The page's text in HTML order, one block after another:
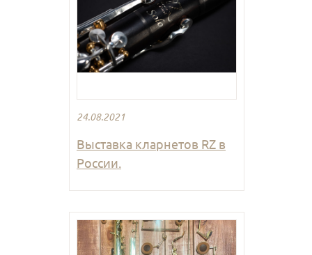
24.08.2021
Выставка кларнетов RZ в
России.